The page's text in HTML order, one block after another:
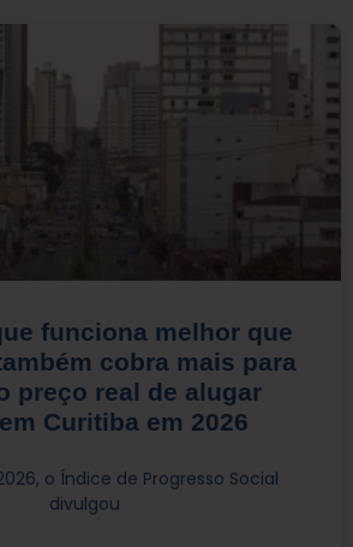
funciona melhor que
cobra mais para
preço real de alugar
Curitiba em 2026
o Índice de Progresso Social
divulgou